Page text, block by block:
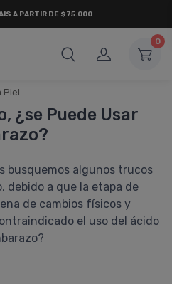
A PARTIR DE $75.000
0
Piel
¿se Puede Usar
busquemos algunos trucos
debido a que la etapa de
de cambios fí­sicos y
el uso del ácido